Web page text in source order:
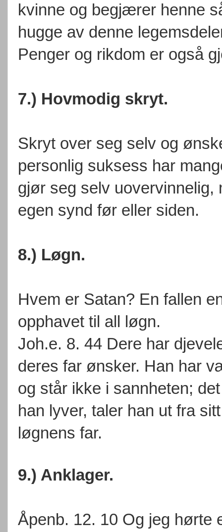
kvinne og begjærer henne
hugge av denne
Penger og rikdom er også
7.) Hovmodig skryt.
Skryt over seg selv og
personlig suksess har
gjør seg selv uovervinnelig,
egen synd før eller siden.
8.) Løgn.
Hvem er Satan? En fallen
opphavet til all løgn.
Joh.e. 8. 44 Dere har
deres far ønsker. Han har
og står ikke i sannheten;
han lyver, taler han ut fra
løgnens far.
9.) Anklager.
Åpenb. 12. 10 Og jeg hørte